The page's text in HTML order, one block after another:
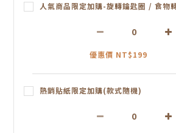
人氣商品限定加購-旋轉鑰匙圈 / 食物
優惠價 NT$199
熱銷貼紙限定加購(款式隨機)